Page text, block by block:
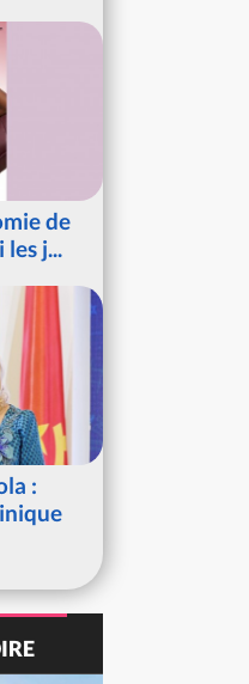
de
j...
: